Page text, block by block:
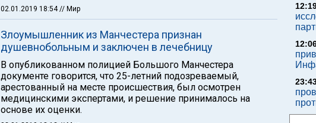
02.01.2019 18:54// Мир
Злоумышленник из Манчестера признан
душевнобольным и заключен в лечебницу
В опубликованном полицией Большого Манчестера
документе говорится, что 25-летний подозреваемый,
арестованный на месте происшествия, был осмотрен
медицинскими экспертами, и решение принималось на
основе их оценки.